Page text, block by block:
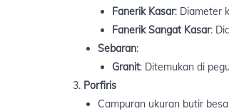
Fanerik Kasar: Diameter
Fanerik Sangat Kasar:
Sebaran:
Granit: Ditemukan di
Porfiris
Campuran ukuran butir